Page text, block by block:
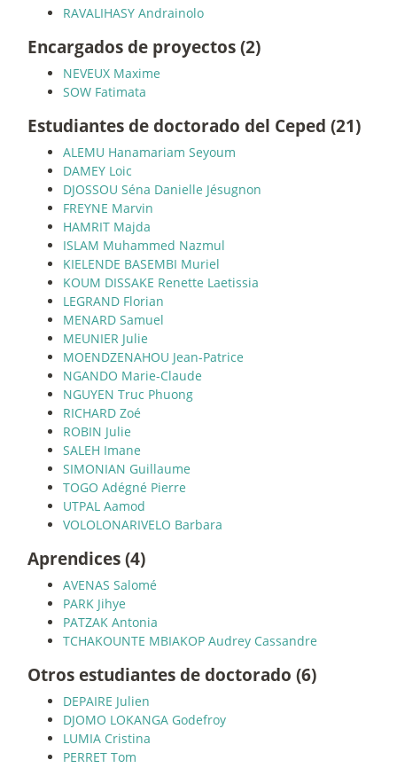
RAVALIHASY Andrainolo
Encargados de proyectos (2)
NEVEUX Maxime
SOW Fatimata
Estudiantes de doctorado del Ceped (21)
ALEMU Hanamariam Seyoum
DAMEY Loic
DJOSSOU Séna Danielle Jésugnon
FREYNE Marvin
HAMRIT Majda
ISLAM Muhammed Nazmul
KIELENDE BASEMBI Muriel
KOUM DISSAKE Renette Laetissia
LEGRAND Florian
MENARD Samuel
MEUNIER Julie
MOENDZENAHOU Jean-Patrice
NGANDO Marie-Claude
NGUYEN Truc Phuong
RICHARD Zoé
ROBIN Julie
SALEH Imane
SIMONIAN Guillaume
TOGO Adégné Pierre
UTPAL Aamod
VOLOLONARIVELO Barbara
Aprendices (4)
AVENAS Salomé
PARK Jihye
PATZAK Antonia
TCHAKOUNTE MBIAKOP Audrey Cassandre
Otros estudiantes de doctorado (6)
DEPAIRE Julien
DJOMO LOKANGA Godefroy
LUMIA Cristina
PERRET Tom